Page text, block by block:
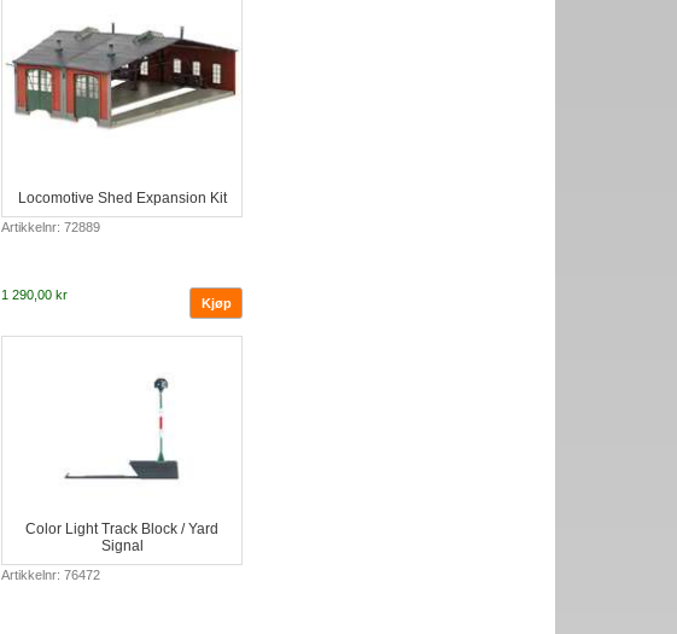
Locomotive Shed Expansion Kit
Artikkelnr: 72889
1 290,00 kr
Color Light Track Block / Yard
Signal
Artikkelnr: 76472